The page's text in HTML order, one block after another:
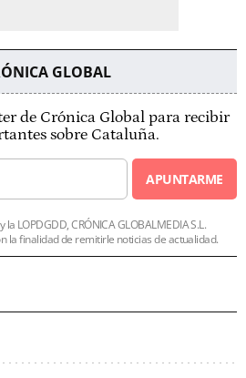
GLOBAL
de Crónica Global para recibir
sobre Cataluña.
APUNTARME
LOPDGDD, CRÓNICA GLOBALMEDIA S.L.
la finalidad de remitirle noticias de actualidad.